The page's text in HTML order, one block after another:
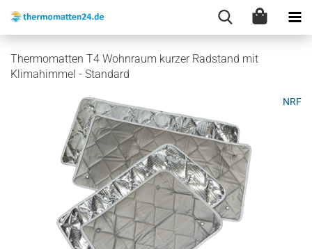
Thermomatten T4 Wohnraum kurzer Radstand mit
Klimahimmel - Standard
NRF